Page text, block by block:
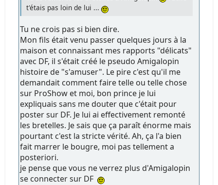
t'étais pas loin de lui ...
Tu ne crois pas si bien dire.
Mon fils était venu passer quelques jours à la
maison et connaissant mes rapports "délicats"
avec DF, il s'était créé le pseudo Amigalopin
histoire de "s'amuser". Le pire c'est qu'il me
demandait comment faire telle ou telle chose
sur ProShow et moi, bon prince je lui
expliquais sans me douter que c'était pour
poster sur DF. Je lui ai effectivement remonté
les bretelles. Je sais que ça paraît énorme mais
pourtant c'est la stricte vérité. Ah, ça l'a bien
fait marrer le bougre, moi pas tellement a
posteriori.
je pense que vous ne verrez plus d'Amigalopin
se connecter sur DF